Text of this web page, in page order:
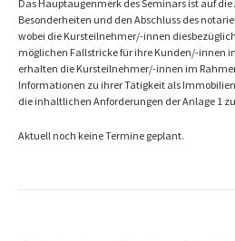
Das Hauptaugenmerk des Seminars ist auf
Besonderheiten und den Abschluss des
wobei die Kursteilnehmer/-innen
möglichen Fallstricke für ihre Kunden/-innen
erhalten die Kursteilnehmer/-innen im
Informationen zu ihrer Tätigkeit als
die inhaltlichen Anforderungen der Anlage 1
Aktuell noch keine Termine geplant.